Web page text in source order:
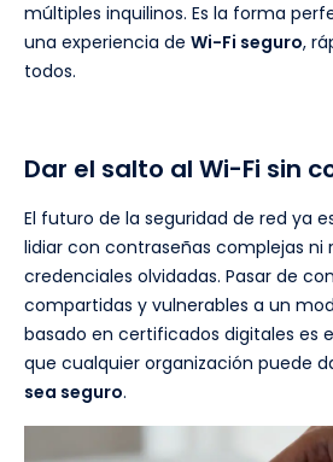
múltiples inquilinos. Es la forma
una experiencia de Wi-Fi seguro,
todos.
Dar el salto al Wi-Fi sin
El futuro de la seguridad de red ya
lidiar con contraseñas complejas ni
credenciales olvidadas. Pasar de
compartidas y vulnerables a un
basado en certificados digitales es
que cualquier organización puede
sea seguro.